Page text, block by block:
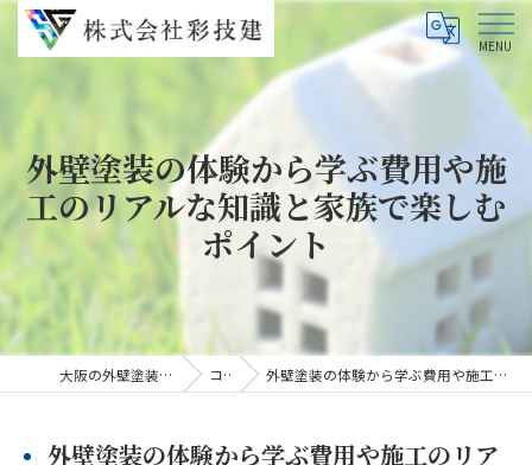
外壁塗装の体験から学ぶ費用や施
工のリアルな知識と家族で楽しむ
ポイント
大阪の外壁塗装なら株式会社彩技建 コラム 外壁塗装の体験から学ぶ費用や施工のリアルな知識と家族で楽しむポイント
外壁塗装の体験から学ぶ費用や施工のリア